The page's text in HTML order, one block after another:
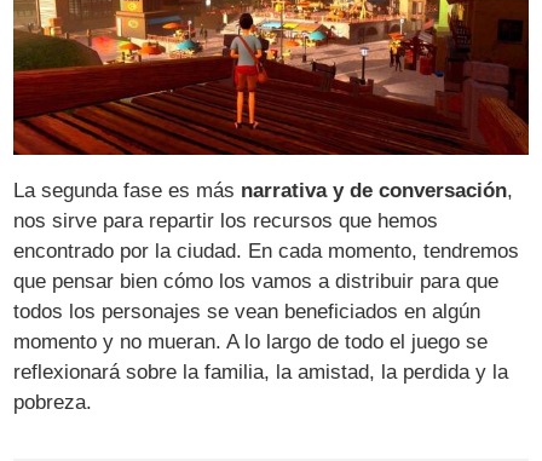
La segunda fase es más narrativa y de conversación,
nos sirve para repartir los recursos que hemos
encontrado por la ciudad. En cada momento, tendremos
que pensar bien cómo los vamos a distribuir para que
todos los personajes se vean beneficiados en algún
momento y no mueran. A lo largo de todo el juego se
reflexionará sobre la familia, la amistad, la perdida y la
pobreza.